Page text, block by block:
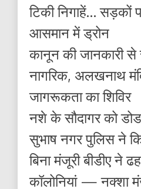
टिकी निगाहें… सड़कों
आसमान में ड्रोन
कानून की जानकारी
नागरिक, अलखनाथ
जागरूकता का शिविर
नशे के सौदागर को
सुभाष नगर पुलिस ने
बिना मंजूरी बीडीए ने
कॉलोनियां — नक्शा